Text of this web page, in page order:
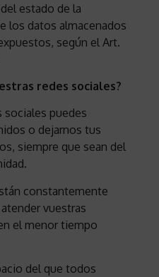
estado de la
los datos almacenados
según el Art.
redes sociales?
sociales puedes
o dejarnos tus
siempre que sean del
constantemente
vuestras
el menor tiempo
del que todos